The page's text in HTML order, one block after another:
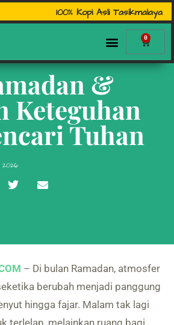
100% Kopi Asli Tasikmalaya
0
&
Keteguhan
Tuhan
2026
– Di bulan Ramadan, atmosfer
berubah menjadi panggung
hingga fajar. Malam tak lagi
terlelap, melainkan ruang bagi